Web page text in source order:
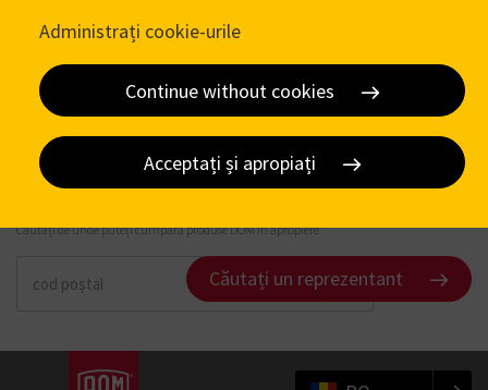
Căutați un reprezentant
Căutați de unde puteți cumpăra produse DOM în apropiere
Căutați un reprezentant
Administrați cookie-urile
Continue without cookies
Acceptați și apropiați